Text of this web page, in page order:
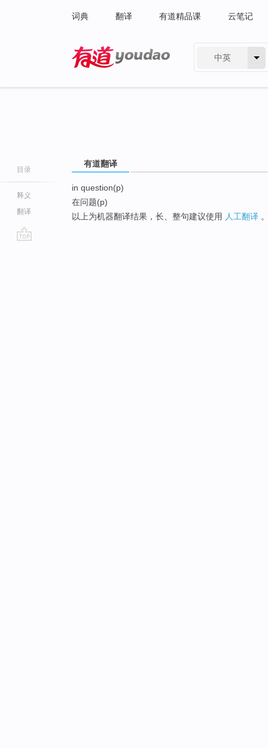
词典 翻译 有道精品课 云笔记
中英
目录
释义
翻译
有道翻译
in question(p)
在问题(p)
以上为机器翻译结果，长、整句建议使用 人工翻译